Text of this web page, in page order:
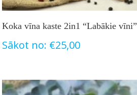
Koka vīna kaste 2in1 “Labākie vīni”
Sākot no: €25,00